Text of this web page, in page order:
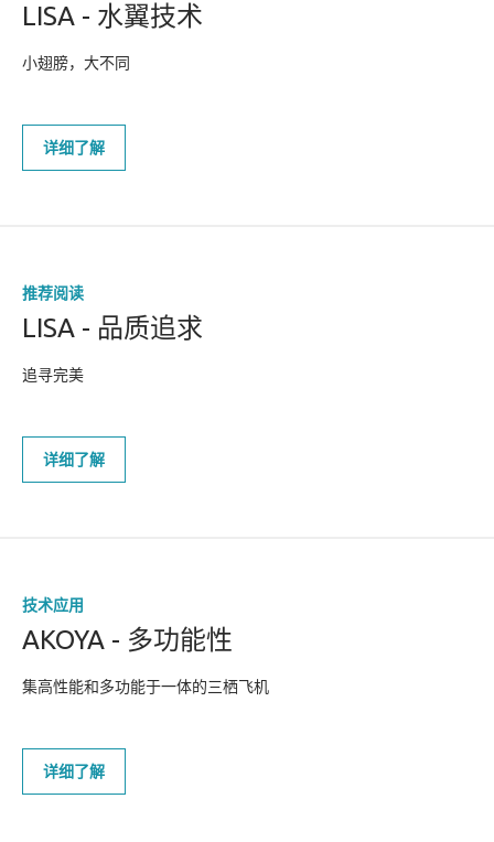
LISA - 水翼技术
小翅膀，大不同
详细了解
推荐阅读
LISA - 品质追求
追寻完美
详细了解
技术应用
AKOYA - 多功能性
集高性能和多功能于一体的三栖飞机
详细了解